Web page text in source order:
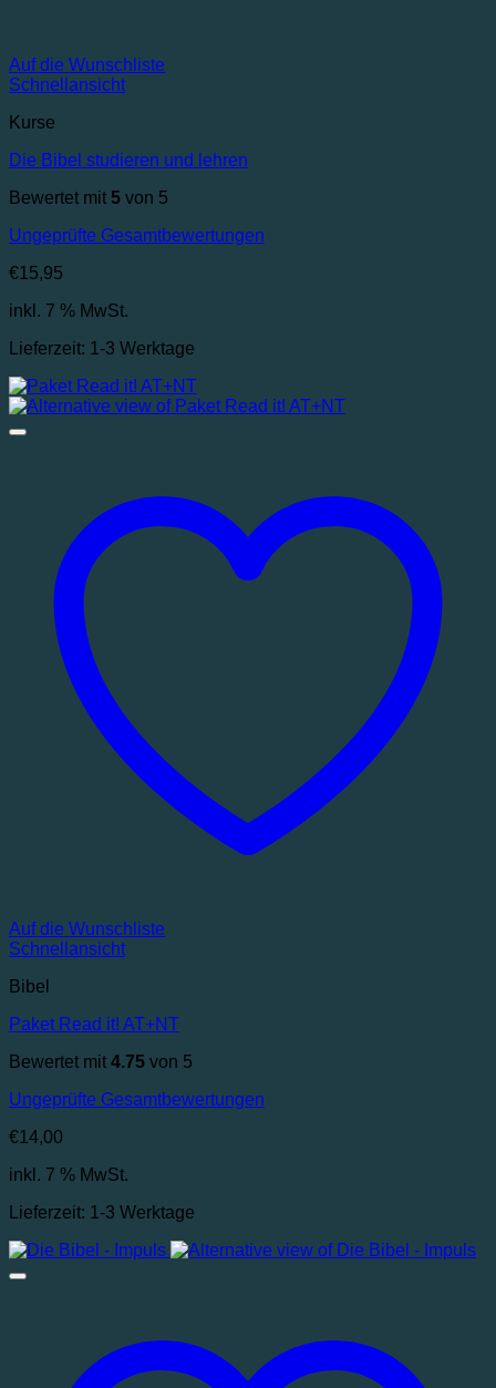
Auf die Wunschliste
Schnellansicht
Kurse
Die Bibel studieren und lehren
Bewertet mit 5 von 5
Ungeprüfte Gesamtbewertungen
€15,95
inkl. 7 % MwSt.
Lieferzeit: 1-3 Werktage
Auf die Wunschliste
Schnellansicht
Bibel
Paket Read it! AT+NT
Bewertet mit 4.75 von 5
Ungeprüfte Gesamtbewertungen
€14,00
inkl. 7 % MwSt.
Lieferzeit: 1-3 Werktage